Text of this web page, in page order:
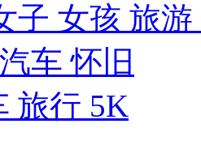
子 女孩 旅